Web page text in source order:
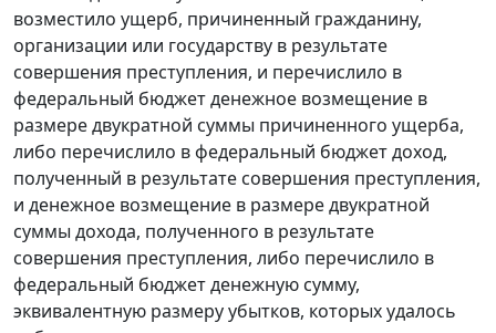
возместило ущерб, причиненный гражданину,
организации или государству в результате
совершения преступления, и перечислило в
федеральный бюджет денежное возмещение в
размере двукратной суммы причиненного ущерба,
либо перечислило в федеральный бюджет доход,
полученный в результате совершения преступления,
и денежное возмещение в размере двукратной
суммы дохода, полученного в результате
совершения преступления, либо перечислило в
федеральный бюджет денежную сумму,
эквивалентную размеру убытков, которых удалось